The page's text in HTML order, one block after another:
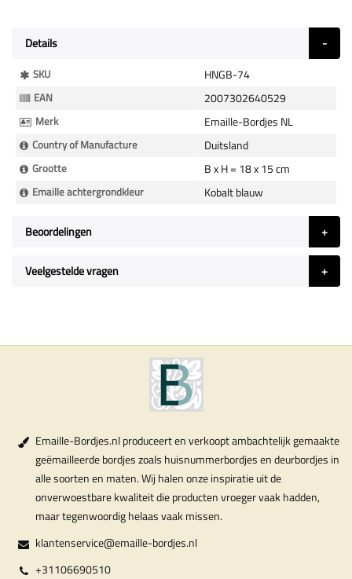
Details
Meer
Informatie
SKU HNGB-74
EAN 2007302640529
Merk Emaille-Bordjes NL
Country of Manufacture Duitsland
Grootte B x H = 18 x 15 cm
Emaille achtergrondkleur Kobalt blauw
Beoordelingen
Veelgestelde vragen
Emaille-Bordjes.nl produceert en verkoopt ambachtelijk gemaakte
geëmailleerde bordjes zoals huisnummerbordjes en deurbordjes in
alle soorten en maten. Wij halen onze inspiratie uit de
onverwoestbare kwaliteit die producten vroeger vaak hadden,
maar tegenwoordig helaas vaak missen.
klantenservice@emaille-bordjes.nl
+31106690510